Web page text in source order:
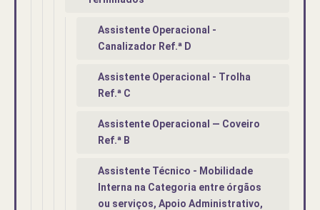
Assistente Operacional -
Canalizador Ref.ª D
Assistente Operacional - Trolha
Ref.ª C
Assistente Operacional — Coveiro
Ref.ª B
Assistente Técnico - Mobilidade
Interna na Categoria entre órgãos
ou serviços, Apoio Administrativo,